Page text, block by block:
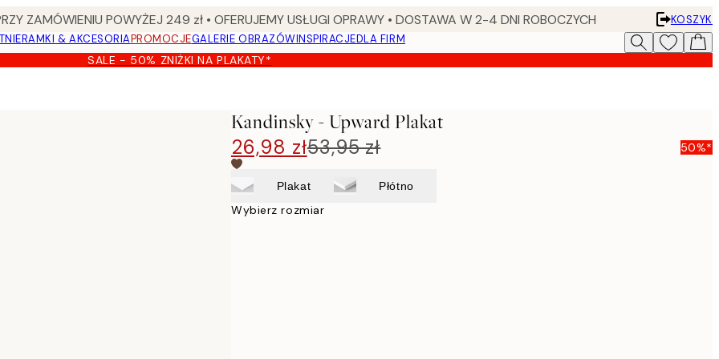
ZAMÓWIENIU POWYŻEJ 249 zł • OFERUJEMY USŁUGI OPRAWY • DOSTAWA W 2-4 DNI ROBOCZYCH
KOSZYK
RAMKI & AKCESORIAPROMOCJEGALERIE OBRAZÓWINSPIRACJEDLA FIRM
SALE - 50% ZNIŻKI NA PLAKATY*
Kandinsky - Upward Plakat
26,98 zł53,95 zł 50%*
Plakat Płótno
Wybierz rozmiar